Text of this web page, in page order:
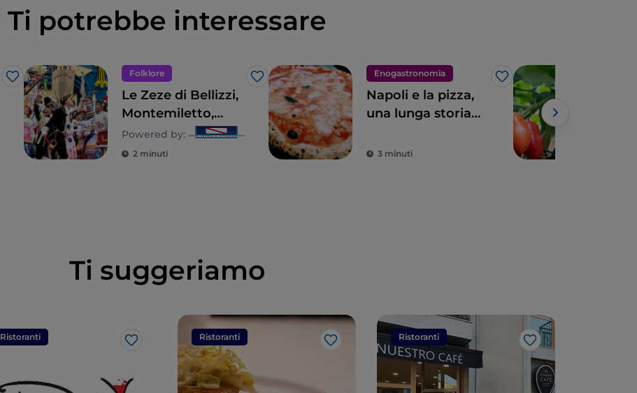
Ti potrebbe interessare
Like
Folklore
Like
Le Zeze di Bellizzi,
Montemiletto,
Cesinali e
Mercogliano:
Powered by:
2 minuti
Enogastronomia
Like
Napoli e la pizza,
una lunga storia
3 minuti
Ti suggeriamo
Ristoranti
Like
Ristoranti
Like
Ristoranti
Like